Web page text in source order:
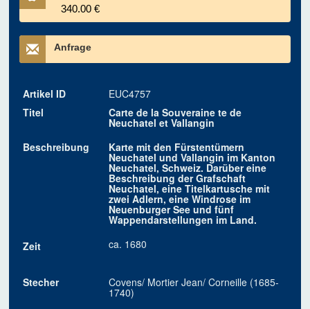
340.00 €
Anfrage
Artikel ID
EUC4757
Titel
Carte de la Souveraine te de
Neuchatel et Vallangin
Beschreibung
Karte mit den Fürstentümern
Neuchatel und Vallangin im Kanton
Neuchatel, Schweiz. Darüber eine
Beschreibung der Grafschaft
Neuchatel, eine Titelkartusche mit
zwei Adlern, eine Windrose im
Neuenburger See und fünf
Wappendarstellungen im Land.
Zeit
ca. 1680
Stecher Covens/ Mortier Jean/ Corneille (1685-
1740)